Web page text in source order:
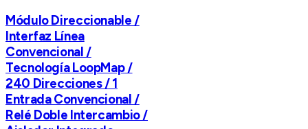
Módulo Direccionable /
Interfaz Línea
Convencional /
Tecnología LoopMap /
240 Direcciones / 1
Entrada Convencional /
Relé Doble Intercambio /